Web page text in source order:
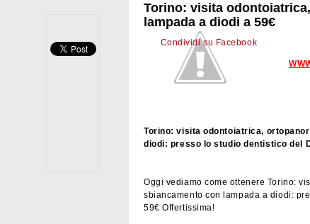
Torino: visita
lampada a diodi a 59€
Condividi su Facebook
Torino: visita odontoiatrica,
diodi: presso lo studio dentistico del
Oggi vediamo come ottenere Torino:
sbiancamento con lampada a diodi:
59€ Offertissima!